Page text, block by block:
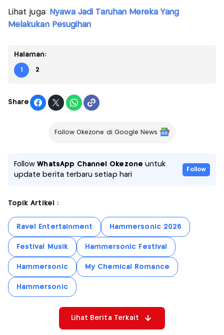
Lihat juga: Nyawa Jadi Taruhan Mereka Yang
Melakukan Pesugihan
Halaman:
1 2
Share
Follow Okezone di Google News
FollowWhatsApp Channel Okezone untuk
update berita terbaru setiap hari
Follow
Topik Artikel :
Ravel Entertainment Hammersonic 2026
Festival Musik Hammersonic Festival
Hammersonic My Chemical Romance
Hammersonic
Lihat Berita Terkait